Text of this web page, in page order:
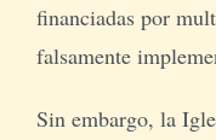
financiadas por
falsamente
Sin embargo, la